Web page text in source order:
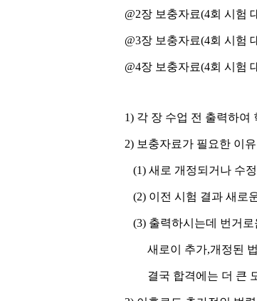
@2장 보충자료(4회 시험
@3장 보충자료(4회 시험
@4장 보충자료(4회 시험
1) 각 장 수업 전 출력하여
2) 보충자료가 필요한 이
(1) 새로 개정되거나 수
(2) 이전 시험 결과 새로
(3) 출력하시는데 번거
새로이 추가,개정된
결국 합격에는 더 큰